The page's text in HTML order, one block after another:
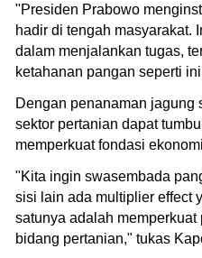
"Presiden Prabowo
hadir di tengah masyarakat.
dalam menjalankan tugas,
ketahanan pangan seperti
Dengan penanaman jagung
sektor pertanian dapat
memperkuat fondasi
"Kita ingin swasembada
sisi lain ada multiplier effect
satunya adalah
bidang pertanian," tukas